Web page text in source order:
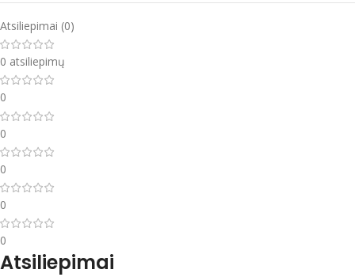
Atsiliepimai (0)
0 atsiliepimų
0
0
0
0
0
Atsiliepimai